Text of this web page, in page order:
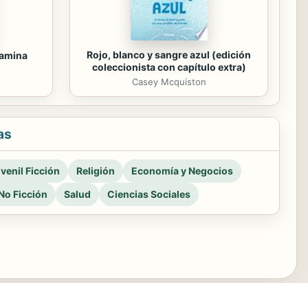
Rojo, blanco y sangre azul (edición
coleccionista con capítulo extra)
Casey Mcquiston
Ficción Religión
Economía y Negocios
Ficción
Salud Ciencias Sociales